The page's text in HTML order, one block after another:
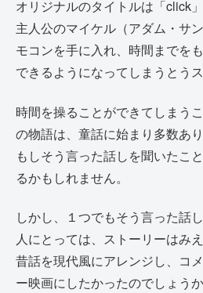
オリジナルのタイトルは「click」
主人公のマイケル（アダム・サ
モコンを手に入れ、時間までを
できるようになってしまうとうス
時間を操ることができてしまう
の物語は、童話に始まり多数あり
もしそう言った話しを聞いたこ
るかもしれません。
しかし、１つでもそう言った話
人にとっては、ストーリーはみえ
昔話を現代風にアレンジし、コ
ー映画にしたかったのでしょうか